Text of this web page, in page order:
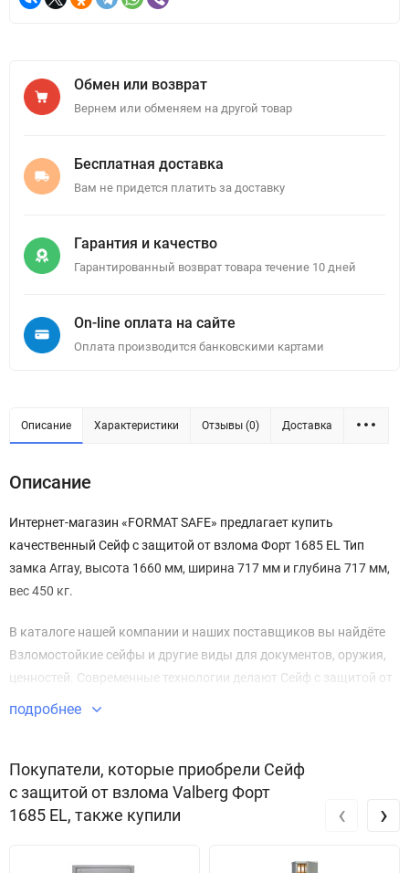
Обмен или возврат
Вернем или обменяем на другой товар
Бесплатная доставка
Вам не придется платить за доставку
Гарантия и качество
Гарантированный возврат товара течение 10 дней
On-line оплата на сайте
Оплата производится банковскими картами
Описание Характеристики Отзывы (0) Доставка
Описание
Интернет-магазин «FORMAT SAFE» предлагает купить
качественный Сейф с защитой от взлома Форт 1685 EL Тип
замка Array, высота 1660 мм, ширина 717 мм и глубина 717 мм,
вес 450 кг.
В каталоге нашей компании и наших поставщиков вы найдёте
Взломостойкие сейфы и другие виды для документов, оружия,
ценностей. Современные технологии делают Сейф с защитой от
взлома Форт 1685 EL безупречным в плане безопасности и
Звоните по телефону +7 495 220 33 01
подробнее
Покупатели, которые приобрели Сейф
с защитой от взлома Valberg Форт
1685 EL, также купили
‹ ›